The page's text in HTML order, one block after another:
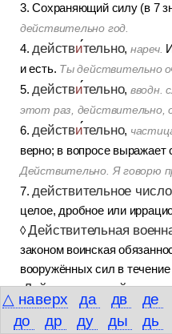
△ наверх да дв де
до
др ду ды дь
3. Сохраняющий силу (в 7
действительно год.
4. действительно, нареч.
и есть. Ты действительно
5. действительно, вводн.
этот раз, действительно,
6. действительно,
верно; в вопросе выражает
Действительно. Я говорю
7. действительное число
целое, дробное или
◊Действительная
законом воинская
вооружённых сил в
Действительный залог—
категория,
направленное от субъекта